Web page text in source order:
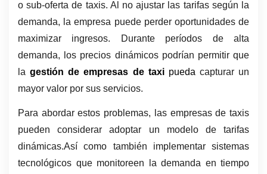
o sub-oferta de taxis. Al no ajustar las tarifas según la
demanda, la empresa puede perder oportunidades de
maximizar ingresos. Durante períodos de alta
demanda, los precios dinámicos podrían permitir que
la gestión de empresas de taxi pueda capturar un
mayor valor por sus servicios.
Para abordar estos problemas, las empresas de taxis
pueden considerar adoptar un modelo de tarifas
dinámicas.Así como también implementar sistemas
tecnológicos que monitoreen la demanda en tiempo